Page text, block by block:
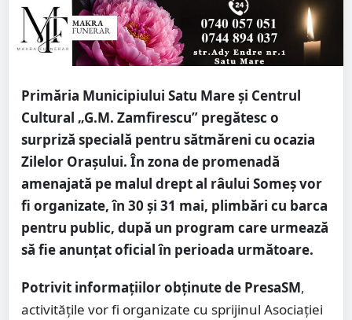
Primăria Municipiului Satu Mare și Centrul
Cultural „G.M. Zamfirescu” pregătesc o
surpriză specială pentru sătmăreni cu ocazia
Zilelor Orașului. În zona de promenadă
amenajată pe malul drept al râului Someș vor
fi organizate, în 30 și 31 mai, plimbări cu barca
pentru public, după un program care urmează
să fie anunțat oficial în perioada următoare.
Potrivit informațiilor obținute de PresaSM,
activitățile vor fi organizate cu sprijinul Asociației